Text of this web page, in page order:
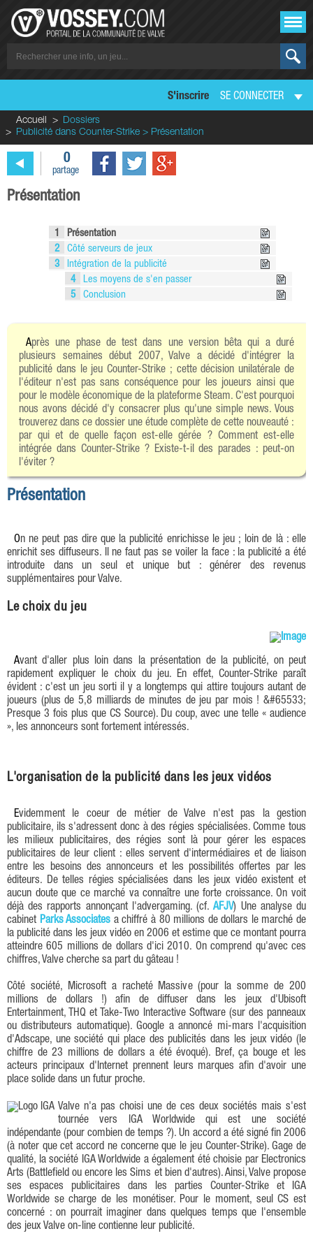
S'inscrire SE CONNECTER
Accueil
Dossiers
Publicité dans Counter-Strike > Présentation
0
partage
Présentation
1
Présentation
2
Côté serveurs de jeux
3
Intégration de la publicité
4
Les moyens de s'en passer
5
Conclusion
Après une phase de test dans une version bêta qui a duré
plusieurs semaines début 2007, Valve a décidé d'intégrer la
publicité dans le jeu Counter-Strike ; cette décision unilatérale de
l'éditeur n'est pas sans conséquence pour les joueurs ainsi que
pour le modèle économique de la plateforme Steam. C'est pourquoi
nous avons décidé d'y consacrer plus qu'une simple news. Vous
trouverez dans ce dossier une étude complète de cette nouveauté :
par qui et de quelle façon est-elle gérée ? Comment est-elle
intégrée dans Counter-Strike ? Existe-t-il des parades : peut-on
l'éviter ?
Présentation
On ne peut pas dire que la publicité enrichisse le jeu ; loin de là : elle
enrichit ses diffuseurs. Il ne faut pas se voiler la face : la publicité a été
introduite dans un seul et unique but : générer des revenus
supplémentaires pour Valve.
Le choix du jeu
Avant d'aller plus loin dans la présentation de la publicité, on peut
rapidement expliquer le choix du jeu. En effet, Counter-Strike paraît
évident : c'est un jeu sorti il y a longtemps qui attire toujours autant de
joueurs (plus de 5,8 milliards de minutes de jeu par mois ! &#65533;
Presque 3 fois plus que CS Source). Du coup, avec une telle « audience
», les annonceurs sont fortement intéressés.
L'organisation de la publicité dans les jeux vidéos
Evidemment le coeur de métier de Valve n'est pas la gestion
publicitaire, ils s'adressent donc à des régies spécialisées. Comme tous
les milieux publicitaires, des régies sont là pour gérer les espaces
publicitaires de leur client : elles servent d'intermédiaires et de liaison
entre les besoins des annonceurs et les possibilités offertes par les
éditeurs. De telles régies spécialisées dans les jeux vidéo existent et
aucun doute que ce marché va connaître une forte croissance. On voit
déjà des rapports annonçant l'advergaming. (cf.AFJV) Une analyse du
cabinet Parks Associates a chiffré à 80 millions de dollars le marché de
la publicité dans les jeux vidéo en 2006 et estime que ce montant pourra
atteindre 605 millions de dollars d'ici 2010. On comprend qu'avec ces
chiffres, Valve cherche sa part du gâteau !
Côté société, Microsoft a racheté Massive (pour la somme de 200
millions de dollars !) afin de diffuser dans les jeux d'Ubisoft
Entertainment, THQ et Take-Two Interactive Software (sur des panneaux
ou distributeurs automatique). Google a annoncé mi-mars l'acquisition
d'Adscape, une société qui place des publicités dans les jeux vidéo (le
chiffre de 23 millions de dollars a été évoqué). Bref, ça bouge et les
acteurs principaux d'Internet prennent leurs marques afin d'avoir une
place solide dans un futur proche.
Valve n'a pas choisi une de ces deux sociétés mais s'est
tournée vers IGA Worldwide qui est une société
indépendante (pour combien de temps ?). Un accord a été signé fin 2006
(à noter que cet accord ne concerne que le jeu Counter-Strike). Gage de
qualité, la société IGA Worldwide a également été choisie par Electronics
Arts (Battlefield ou encore les Sims et bien d'autres). Ainsi, Valve propose
ses espaces publicitaires dans les parties Counter-Strike et IGA
Worldwide se charge de les monétiser. Pour le moment, seul CS est
concerné : on pourrait imaginer dans quelques temps que l'ensemble
des jeux Valve on-line contienne leur publicité.